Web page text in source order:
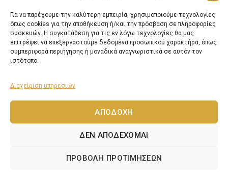
Για να παρέχουμε την καλύτερη εμπειρία, χρησιμοποιούμε τεχνολογίες
όπως cookies για την αποθήκευση ή/και την πρόσβαση σε πληροφορίες
συσκευών. Η συγκατάθεση για τις εν λόγω τεχνολογίες θα μας
επιτρέψει να επεξεργαστούμε δεδομένα προσωπικού χαρακτήρα, όπως
συμπεριφορά περιήγησης ή μοναδικά αναγνωριστικά σε αυτόν τον
ιστότοπο.
Διαχείριση υπηρεσιών
ΑΠΟΔΟΧΉ
ΔΕΝ ΑΠΟΔΈΧΟΜΑΙ
ΠΡΟΒΟΛΉ ΠΡΟΤΙΜΉΣΕΩΝ
ΠΡΟΣΦΑΤΑ ΑΡΘΡΑ
Οδηγός Εξοικονόμησης Ενέργειας
No Comments
Πως να επιλέξετε ηλιακό θερμοσίφωνα
Τεχνολογιών.